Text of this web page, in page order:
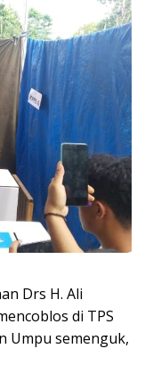
Drs H. Ali
di TPS
Umpu semenguk,